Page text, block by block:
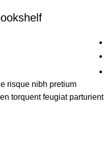
risque nibh pretium
torquent feugiat parturient